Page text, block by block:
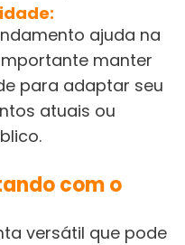
ajuda na
manter
para adaptar seu
atuais ou
com o
versátil que pode